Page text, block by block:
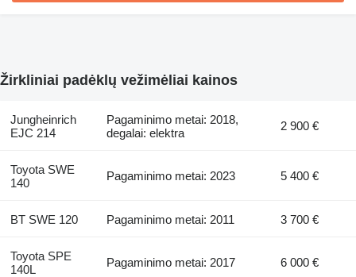
Žirkliniai padėklų vežimėliai kainos
Jungheinrich
EJC 214
Pagaminimo metai: 2018,
degalai: elektra
2 900 €
Toyota SWE
140
Pagaminimo metai: 2023 5 400 €
BT SWE 120 Pagaminimo metai: 2011 3 700 €
Toyota SPE
140L
Pagaminimo metai: 2017 6 000 €